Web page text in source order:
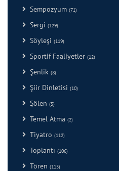
Sempozyum (71)
Sergi (129)
Söyleşi (119)
Sportif Faaliyetler (12)
Şenlik (8)
Şiir Dinletisi (10)
Şölen (5)
Temel Atma (2)
Tiyatro (112)
Toplantı (106)
Tören (115)